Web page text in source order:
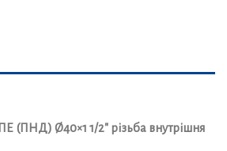
(ПНД) Ø40×1 1/2″ різьба внутрішня